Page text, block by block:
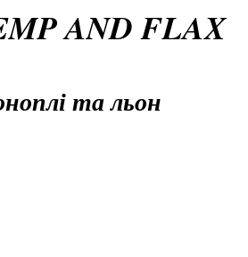
AND FLAX
та льон